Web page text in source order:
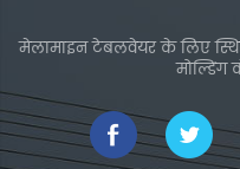
मेलामाइन टेबलवेयर के लिए
मोल्डिंग